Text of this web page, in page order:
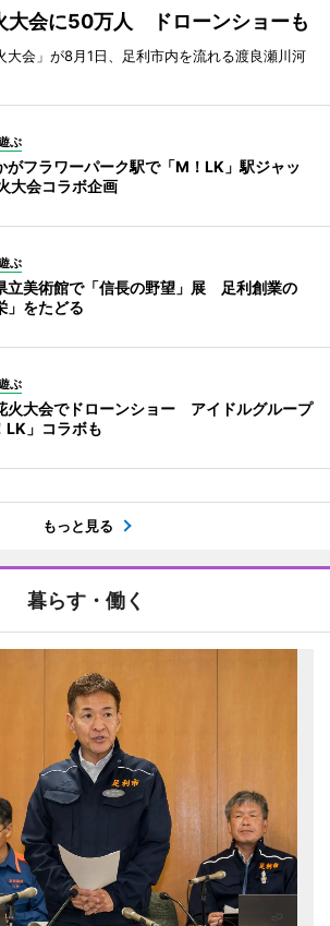
大会に50万人 ドローンショーも
大会」が8月1日、足利市内を流れる渡良瀬川河
ぶ
がフラワーパーク駅で「M！LK」駅ジャッ
大会コラボ企画
ぶ
立美術館で「信長の野望」展 足利創業の
」をたどる
ぶ
火大会でドローンショー アイドルグループ
LK」コラボも
もっと見る
暮らす・働く